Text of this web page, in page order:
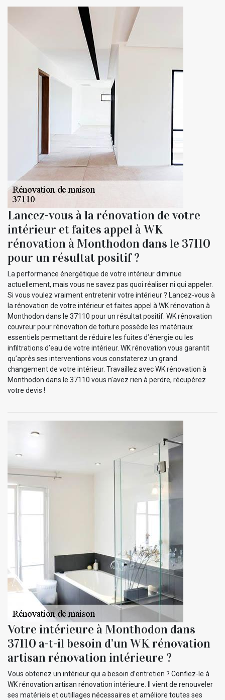
Lancez-vous à la rénovation de votre
intérieur et faites appel à WK
rénovation à Monthodon dans le 37110
pour un résultat positif ?
La performance énergétique de votre intérieur diminue
actuellement, mais vous ne savez pas quoi réaliser ni qui appeler.
Si vous voulez vraiment entretenir votre intérieur ? Lancez-vous à
la rénovation de votre intérieur et faites appel à WK rénovation à
Monthodon dans le 37110 pour un résultat positif. WK rénovation
couvreur pour rénovation de toiture possède les matériaux
essentiels permettant de réduire les fuites d’énergie ou les
infiltrations d’eau de votre intérieur. WK rénovation vous garantit
qu’après ses interventions vous constaterez un grand
changement de votre intérieur. Travaillez avec WK rénovation à
Monthodon dans le 37110 vous n’avez rien à perdre, récupérez
votre devis !
Votre intérieure à Monthodon dans
37110 a-t-il besoin d’un WK rénovation
artisan rénovation intérieure ?
Vous obtenez un intérieur qui a besoin d’entretien ? Confiez-le à
WK rénovation artisan rénovation intérieure. Il vient de renouveler
ses matériels et outillages nécessaires et améliore toutes ses